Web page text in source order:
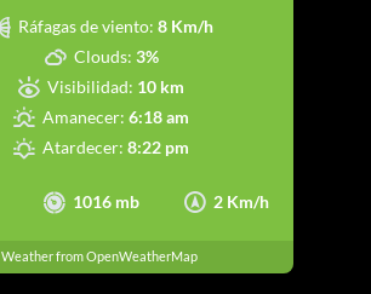
1016 mb 2 Km/h
Ráfagas de viento: 8 Km/h
Clouds: 3%
Visibilidad: 10 km
Amanecer: 6:18 am
Atardecer: 8:22 pm
Weather from OpenWeatherMap